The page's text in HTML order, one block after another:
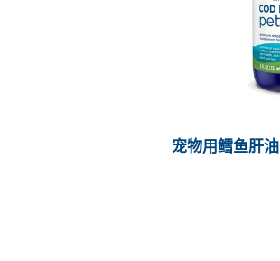
宠物用鳕鱼肝油